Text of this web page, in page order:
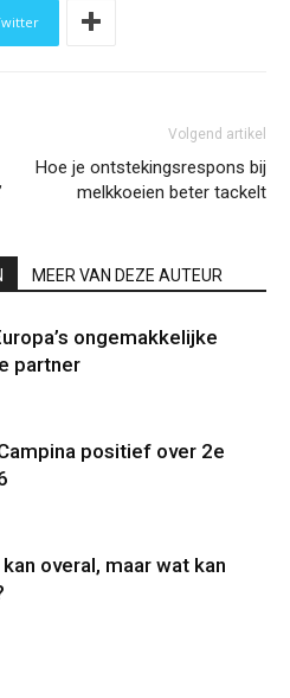
Volgend artikel
Hoe je ontstekingsrespons bij
melkkoeien beter tackelt
MEER VAN DEZE AUTEUR
ongemakkelijke
partner
positief over 2e
overal, maar wat kan